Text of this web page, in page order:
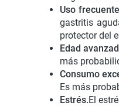
Uso
gastritis
protector del
Edad
más
Consumo
Es más
Estrés.El